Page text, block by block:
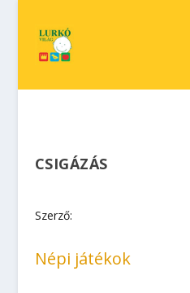
CSIGÁZÁS
Szerző:
Népi játékok